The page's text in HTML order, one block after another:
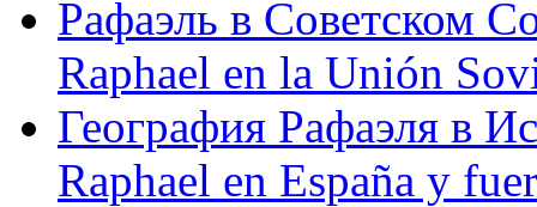
Рафаэль в Советском
Raphael en la Unión
География Рафаэля в
Raphael en España y